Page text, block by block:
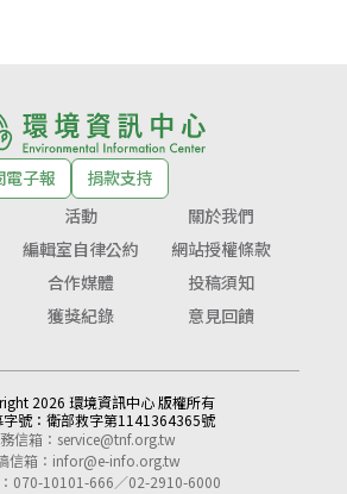
電子報
捐款支持
活動
關於我們
編輯室自律公約
網站授權條款
合作媒體
投稿須知
獲獎紀錄 意見回饋
2026 環境資訊中心 版權所有
號： 衛部救字第1141364365號
信箱： service@tnf.org.tw
信箱： infor@e-info.org.tw
070-10101-666／02-2910-6000